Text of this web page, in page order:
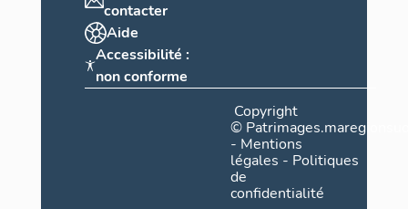
contacter
Aide
Accessibilité :
non conforme
Copyright
©
- Mentions
légales - Politiques
de
confidentialité